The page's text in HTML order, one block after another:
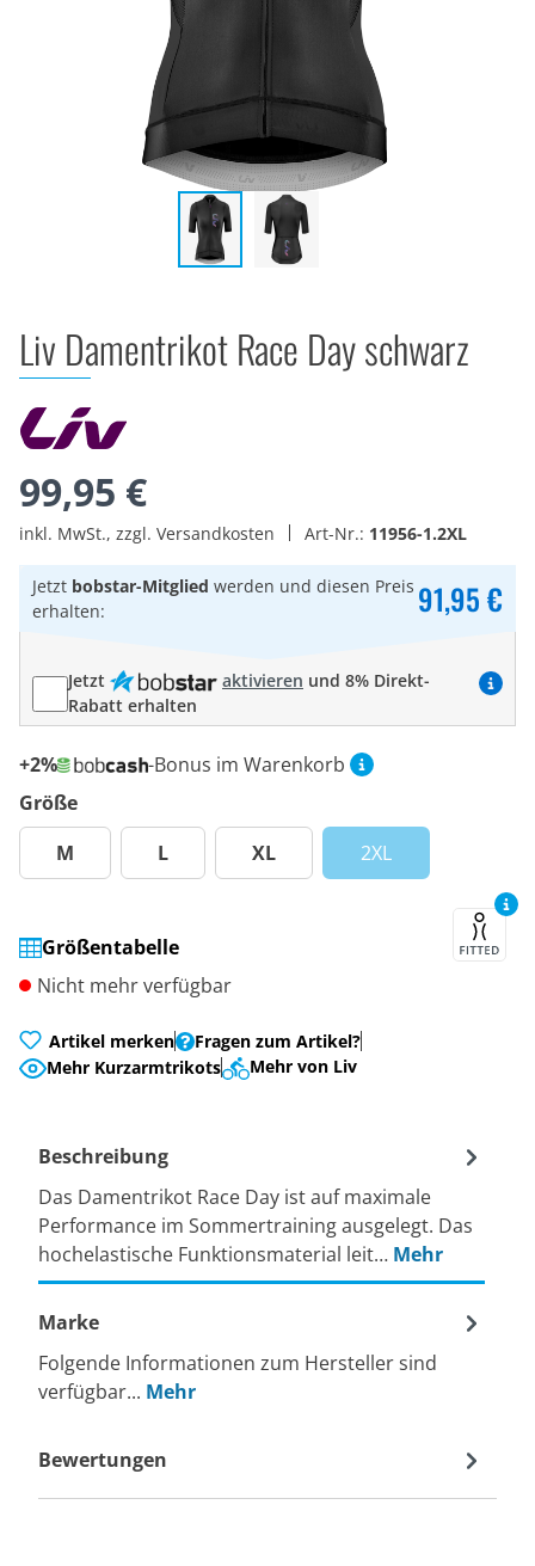
Liv Damentrikot Race Day schwarz
99,95 €
inkl. MwSt., zzgl. Versandkosten Art-Nr.: 11956-1.2XL
Jetzt bobstar-Mitglied werden und diesen Preis
erhalten:
91,95 €
Jetzt aktivieren und 8% Direkt-
Rabatt erhalten
+2%
-Bonus im Warenkorb
Größe
M
L XL 2XL
Größentabelle
Nicht mehr verfügbar
Artikel merken
Fragen zum Artikel?
Mehr Kurzarmtrikots
Mehr von Liv
Beschreibung
Das Damentrikot Race Day ist auf maximale
Performance im Sommertraining ausgelegt. Das
hochelastische Funktionsmaterial leit… Mehr
Marke
Folgende Informationen zum Hersteller sind
verfügbar... Mehr
Bewertungen